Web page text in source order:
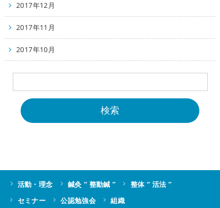
2017年12月
2017年11月
2017年10月
活動・理念 鍼灸 “ 整動鍼 ”
整体 “ 活法 ”
セミナー
公認勉強会 組織